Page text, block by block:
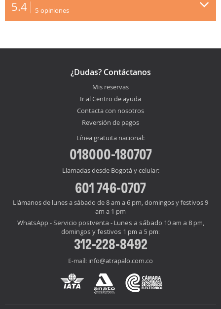
5.4 5 opiniones
¿Dudas? Contáctanos
Mis reservas
Ir al Centro de ayuda
Contacta con nosotros
Reversión de pagos
Línea gratuita nacional:
018000-180707
Llamadas desde Bogotá y celular:
601 746-0707
Llámanos de lunes a sábado de 8 am a 6 pm, domingos y festivos 9
am a 1 pm
WhatsApp - Servicio postventa - Lunes a sábado 10 am a 8 pm,
domingos y festivos 1 pm a 5 pm:
312-228-8492
E-mail: info@atrapalo.com.co